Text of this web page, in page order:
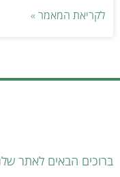
לקריאת המאמר »
ברוכים הבאים לאתר